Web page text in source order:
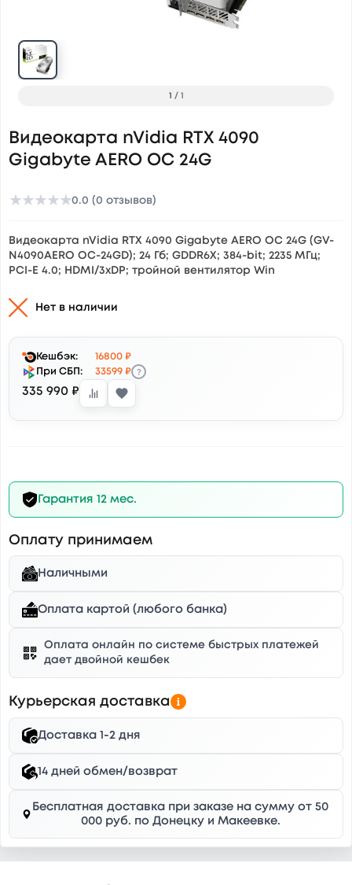
1 / 1
Видеокарта nVidia RTX 4090
Gigabyte AERO OC 24G
★★★★★0.0 (0 отзывов)
Видеокарта nVidia RTX 4090 Gigabyte AERO OC 24G (GV-
N4090AERO OC-24GD); 24 Гб; GDDR6X; 384-bit; 2235 МГц;
PCI-E 4.0; HDMI/3xDP; тройной вентилятор Win
Нет в наличии
Кешбэк:
16800 ₽
При СБП:
33599 ₽ ?
335 990 ₽
Гарантия 12 мес.
Оплату принимаем
Наличными
Оплата картой (любого банка)
Оплата онлайн по системе быстрых платежей
дает двойной кешбек
Курьерская доставка
Доставка 1-2 дня
14 дней обмен/возврат
Бесплатная доставка при заказе на сумму от 50
000 руб. по Донецку и Макеевке.